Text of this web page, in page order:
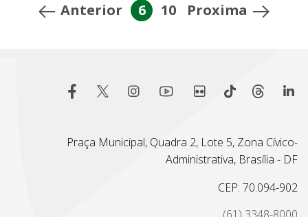
Anterior 6 10 Proxima
Praça Municipal, Quadra 2, Lote 5, Zona Cívico-
Administrativa, Brasília - DF
CEP: 70.094-902